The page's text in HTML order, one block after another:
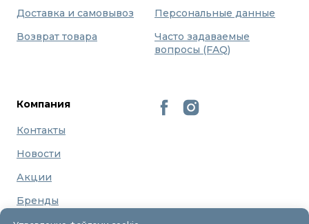
Доставка и самовывоз
Возврат товара
Персональные данные
Часто задаваемые
вопросы (FAQ)
Компания
Контакты
Новости
Акции
Бренды